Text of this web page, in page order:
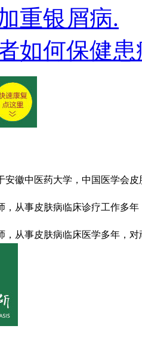
重银屑病.
如何保健
安徽中医药大学，中国医学会
，从事皮肤病临床诊疗工作多
，从事皮肤病临床医学多年，